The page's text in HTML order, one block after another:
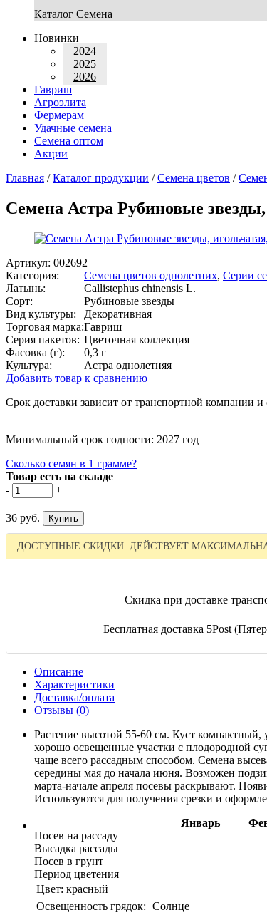
Каталог Семена
Новинки
2024
2025
2026
Гавриш
Агроэлита
Фермерам
Удачные семена
Семена оптом
Акции
Главная /Каталог продукции /Семена цветов /
Семена Астра Рубиновые
Артикул: 002692
Категория:
Семена цветов однолетних, Серии
Латынь:
Callistephus chinensis L.
Сорт:
Рубиновые звезды
Вид культуры:
Декоративная
Торговая марка:Гавриш
Серия пакетов: Цветочная коллекция
Фасовка (г):
0,3 г
Культура:
Астра однолетняя
Добавить товар к сравнению
Срок доставки зависит от транспортной компании и
Минимальный срок годности: 2027 год
Сколько семян в 1 грамме?
Товар есть на складе
-
+
36 руб.
ДОСТУПНЫЕ СКИДКИ. ДЕЙСТВУЕТ
Скидка при доставке
Бесплатная доставка 5Post
Описание
Характеристики
Доставка/оплата
Отзывы (0)
Растение высотой 55-60 см. Куст
хорошо освещенные участки с плодородной
чаще всего рассадным способом. Семена
середины мая до начала июня. Возможен
марта-начале апреля посевы раскрывают.
Используются для получения срезки и
Январь
Посев на рассаду
Высадка рассады
Посев в грунт
Период цветения
Цвет: красный
Освещенность грядок: Солнце